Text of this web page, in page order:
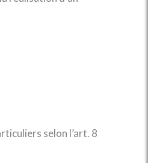
selon l’art. 8